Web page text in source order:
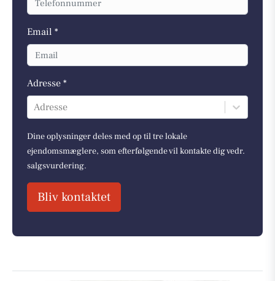
Email *
Adresse *
Adresse
Dine oplysninger deles med op til tre lokale
ejendomsmæglere, som efterfølgende vil kontakte dig vedr.
salgsvurdering.
Bliv kontaktet